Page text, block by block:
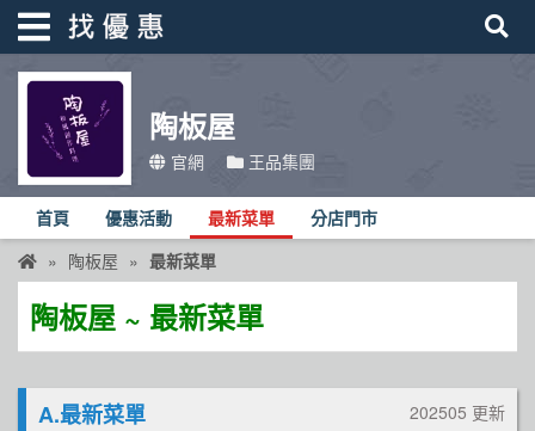
陶板屋
官網 王品集團
首頁 優惠活動 最新菜單 分店門市
陶板屋 最新菜單
陶板屋 ~ 最新菜單
A.最新菜單 202505 更新
找優惠
首頁
優惠活動
折價卷
線上DM
品牌總覽